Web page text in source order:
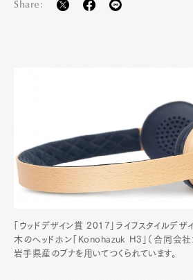
Share:
「ウッドデザイン賞 2017」ライフスタイルデ
木のヘッドホン「Konohazuk H3」（合同会社
岩手県産のブナを用いてつくられています。